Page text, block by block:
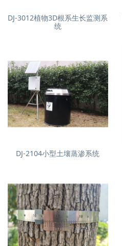
DJ-3012植物3D根系生长监测系
统
DJ-2104小型土壤蒸渗系统